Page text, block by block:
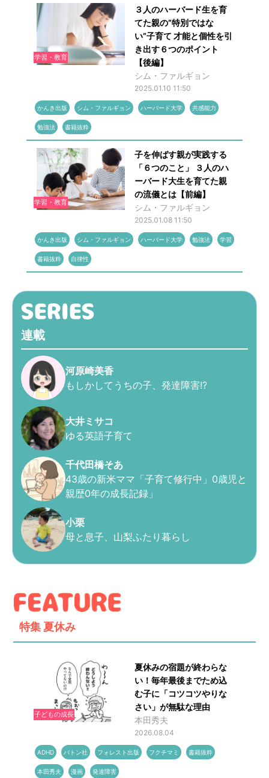
学習・教育
３人のハーバード生を育
てた親の”特別ではな
い”子育て 才能と個性を引
き出す６つのポイント
【後編】
シム・ファルギョン
2025.01.10 11:50
かんき出版 シム・ファルギョン ハーバード大学 共感能力
勉強法 書籍抜粋
学習・教育
子を伸ばす親が実践する
「６つのこと」 ３人のハ
ーバード大生を育てた親
の流儀とは【前編】
シム・ファルギョン
2025.01.08 11:50
かんき出版 シム・ファルギョン ハーバード大学 勉強法 学習
書籍抜粋 自律性
連載
河原崎美香
もしかしてうちの子、発達障害!?
大井ミサコ
ゆる英語子育て
千代田橋そあ
43歳の新米ママ「子育て修行中」0歳児と
親歴0年の成長記録」
小栗
母と息子、山梨ふたり暮らし
特集 夏休み
子どもの成長
夏休みの宿題が終わらな
い！毎年最後までため込
む子に「コツコツやりな
さい」が無駄な理由
本田秀夫
2026.08.04
ADHD バトン社 フォレスト出版 フクチマミ 書籍抜粋
本田秀夫 漫画 発達障害